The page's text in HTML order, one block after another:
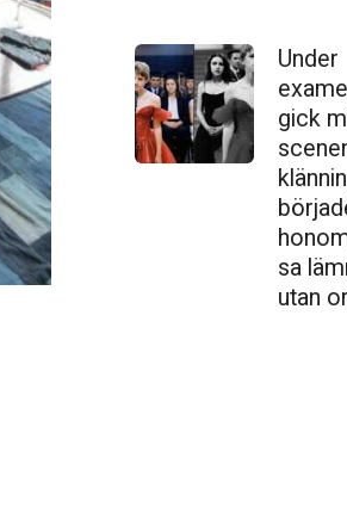
Under
gick
sa
utan